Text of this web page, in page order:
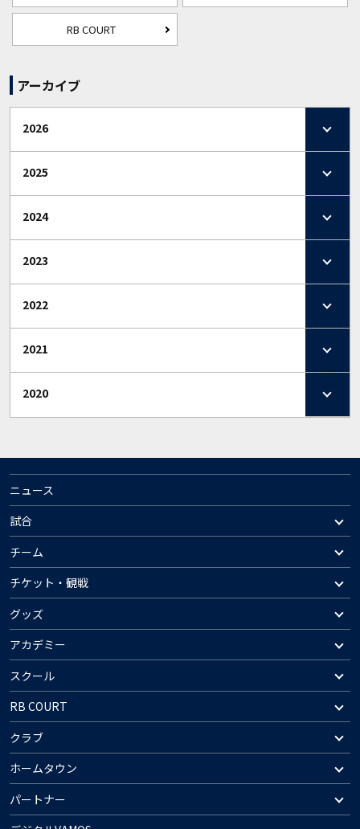
RB COURT
アーカイブ
2026
2025
2024
2023
2022
2021
2020
ニュース
試合
チーム
チケット・観戦
グッズ
アカデミー
スクール
RB COURT
クラブ
ホームタウン
パートナー